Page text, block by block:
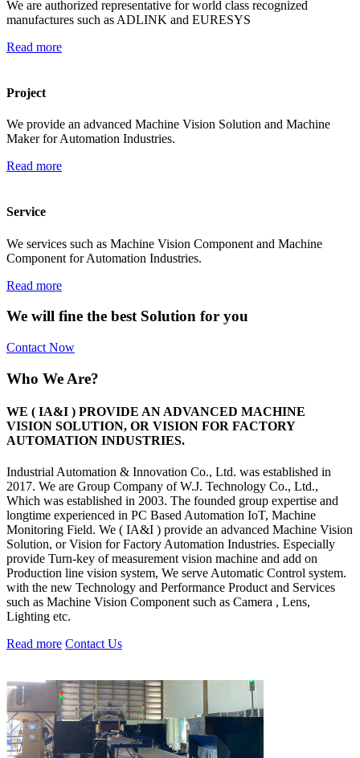
We are authorized representative for world class recognized
manufactures such as ADLINK and EURESYS
Read more
Project
We provide an advanced Machine Vision Solution and Machine
Maker for Automation Industries.
Read more
Service
We services such as Machine Vision Component and Machine
Component for Automation Industries.
Read more
We will fine the best Solution for you
Contact Now
Who We Are?
WE ( IA&I ) PROVIDE AN ADVANCED MACHINE
VISION SOLUTION, OR VISION FOR FACTORY
AUTOMATION INDUSTRIES.
Industrial Automation & Innovation Co., Ltd. was established in
2017. We are Group Company of W.J. Technology Co., Ltd.,
Which was established in 2003. The founded group expertise and
longtime experienced in PC Based Automation IoT, Machine
Monitoring Field. We ( IA&I ) provide an advanced Machine Vision
Solution, or Vision for Factory Automation Industries. Especially
provide Turn-key of measurement vision machine and add on
Production line vision system, We serve Automatic Control system.
with the new Technology and Performance Product and Services
such as Machine Vision Component such as Camera , Lens,
Lighting etc.
Read more Contact Us